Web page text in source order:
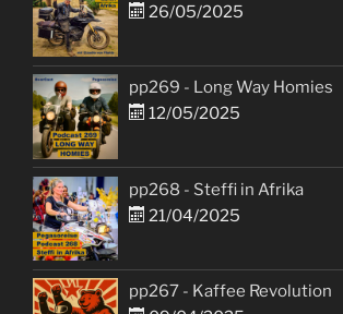
26/05/2025
pp269 - Long Way Homies
12/05/2025
pp268 - Steffi in Afrika
21/04/2025
pp267 - Kaffee Revolution